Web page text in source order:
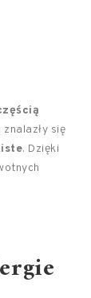
się
. Dzięki